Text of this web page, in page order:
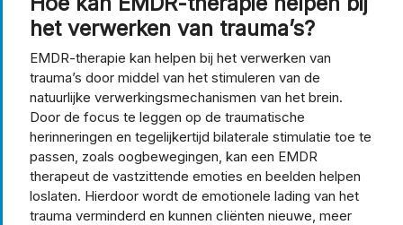
het verwerken van trauma’s?
EMDR-therapie kan helpen bij het verwerken van
trauma’s door middel van het stimuleren van de
natuurlijke verwerkingsmechanismen van het brein.
Door de focus te leggen op de traumatische
herinneringen en tegelijkertijd bilaterale stimulatie toe te
passen, zoals oogbewegingen, kan een EMDR
therapeut de vastzittende emoties en beelden helpen
loslaten. Hierdoor wordt de emotionele lading van het
trauma verminderd en kunnen cliënten nieuwe, meer